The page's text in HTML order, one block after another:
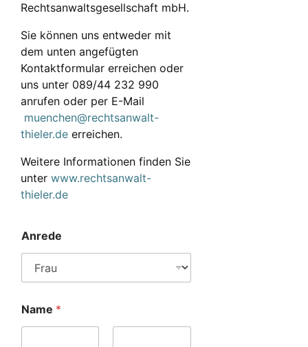
Rechtsanwaltsgesellschaft mbH.
Sie können uns entweder mit
dem unten angefügten
Kontaktformular erreichen oder
uns unter 089/44 232 990
anrufen oder per E-Mail
muenchen@rechtsanwalt-
thieler.de erreichen.
Weitere Informationen finden Sie
unter www.rechtsanwalt-
thieler.de
Anrede
Name *